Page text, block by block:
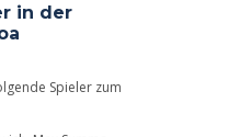
in der
Spieler zum